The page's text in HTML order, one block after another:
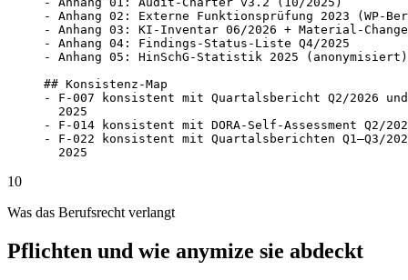
- Anhang 02: Externe Funktionsprüfung 2023 (WP-
- Anhang 03: KI-Inventar 06/2026 + Material-
- Anhang 04: Findings-Status-Liste Q4/2025
- Anhang 05: HinSchG-Statistik 2025 (anonymisiert)
## Konsistenz-Map
- F-007 konsistent mit Quartalsbericht Q2/2026
  2025
- F-014 konsistent mit DORA-Self-Assessment Q2/
- F-022 konsistent mit Quartalsberichten Q1–Q3/
  2025
10
Was das Berufsrecht verlangt
Pflichten und wie anymize sie abdeckt